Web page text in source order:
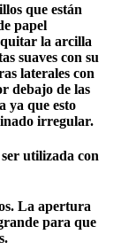
que están
papel
quitar la arcilla
suaves con su
laterales con
debajo de las
ya que esto
irregular.
utilizada con
La apertura
para que